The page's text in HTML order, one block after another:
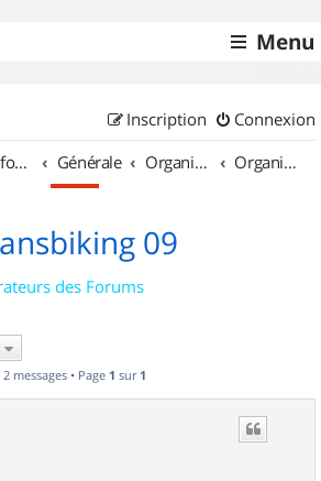
Menu
Connexion
Inscription
Accueil forum Générale Organisation de sorties & Recherche de partenaires Organisation de sorties en région Midi Pyrénées
09
des Forums
2 messages • Page 1 sur 1